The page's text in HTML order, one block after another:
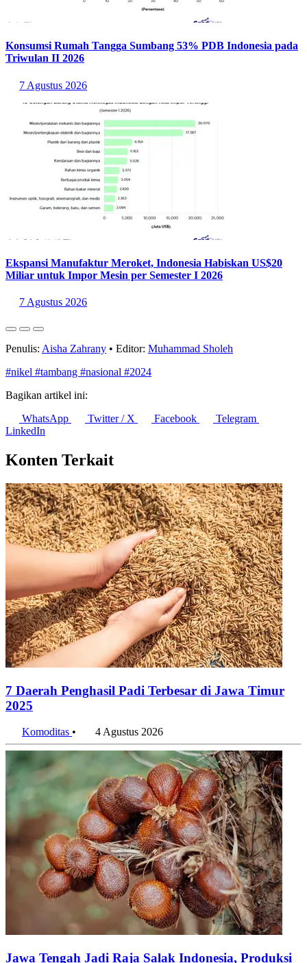
daerah. Wilayah dengan IUP OP lebih banyak cenderung memiliki
hilir.
Ke depannya, tantangan utama bukan hanya meningkatkan
produksi, tetapi juga memastikan pengelolaan sumber daya yang
berkelanjutan. Dengan strategi yang tepat, Indonesia tidak hanya
akan mempertahankan posisinya sebagai raksasa nikel global, tetapi
juga mampu mengoptimalkan nilai tambah ekonomi sekaligus
menjaga keseimbangan lingkungan.
Baca Juga:Nikel Jadi Komoditas Unggulan Investasi Hilirasi 2025
Statistik Terbaru
Konsumsi Rumah Tangga Sumbang 53% PDB Indonesia pada
7 Agustus 2026
Ekspansi Manufaktur Meroket, Indonesia Habiskan US$20
Miliar untuk Impor Mesin per Semester I 2026
Penulis:Aisha Zahrany Editor:Muhammad Sholeh
#nikel
#tambang #nasional#2024
Bagikan artikel ini:
WhatsApp
Twitter / X Facebook
Telegram
LinkedIn
Konten Terkait